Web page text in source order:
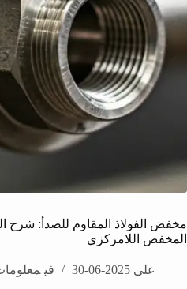
مخفض الفولاذ المقاوم للصدأ: شرح
المخفض اللامركزي
على 2025-06-30 في